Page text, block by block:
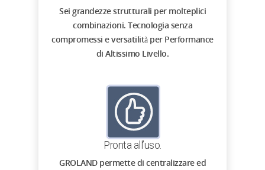
Sei grandezze strutturali per molteplici
combinazioni. Tecnologia senza
compromessi e versatilità per Performance
di Altissimo Livello.
Pronta all’uso.
GROLAND permette di centralizzare ed